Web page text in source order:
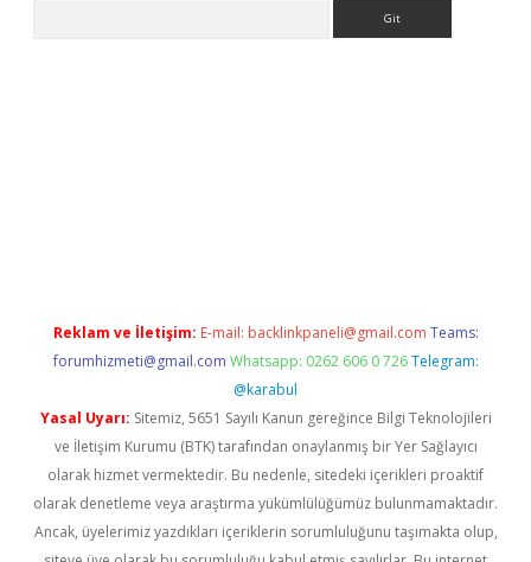
Reklam ve İletişim: E-mail: backlinkpaneli@gmail.com Teams:
forumhizmeti@gmail.com Whatsapp: 0262 606 0 726 Telegram:
@karabul
Yasal Uyarı: Sitemiz, 5651 Sayılı Kanun gereğince Bilgi Teknolojileri
ve İletişim Kurumu (BTK) tarafından onaylanmış bir Yer Sağlayıcı
olarak hizmet vermektedir. Bu nedenle, sitedeki içerikleri proaktif
olarak denetleme veya araştırma yükümlülüğümüz bulunmamaktadır.
Ancak, üyelerimiz yazdıkları içeriklerin sorumluluğunu taşımakta olup,